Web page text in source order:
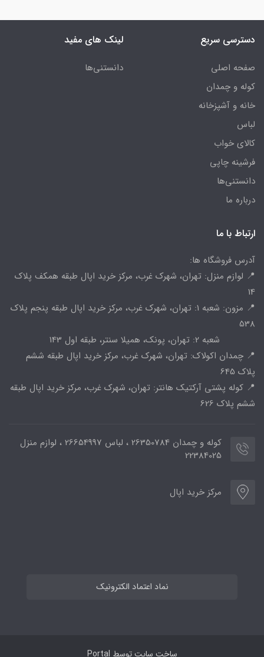
دسترسی سریع
صفحه اصلی
کوله و چمدان
خانه و آشپزخانه
لباس
کالای خواب
فرشینه چاپی
دانستنی‌ها
درباره ما
لینک های مفید
دانستنی‌ها
ارتباط با ما
آدرس فروشگاه ها:
📍 لوازم منزل: تهران، شهرک غرب، مرکز خرید اپال طبقه همکف پلاک
14
📍 مزون: شعبه 1: تهران، شهرک غرب، مرکز خرید اپال طبقه پنجم پلاک
538
شعبه 2: تهران، پونک، همیلا سنتر، طبقه اول 143
📍 چمدان اکولاک: تهران، شهرک غرب، مرکز خرید اپال طبقه ششم
پلاک 645
📍 کوله پشتی آرکتیک هانتر: تهران، شهرک غرب، مرکز خرید اپال طبقه
ششم پلاک 626
کوله و چمدان 26350784 ، لباس 26654997 ، لوازم منزل
22384025
مرکز خرید اپال
نماد اعتماد الکترونیک
ساخت سایت توسط Portal